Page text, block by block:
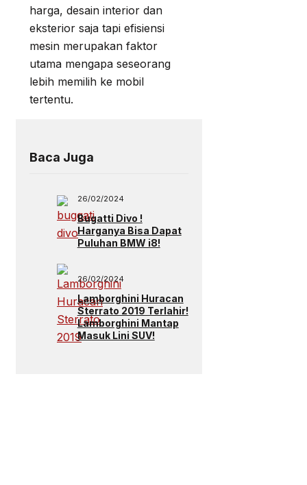
harga, desain interior dan
eksterior saja tapi efisiensi
mesin merupakan faktor
utama mengapa seseorang
lebih memilih ke mobil
tertentu.
Baca Juga
26/02/2024
Bugatti Divo !
Harganya Bisa Dapat
Puluhan BMW i8!
26/02/2024
Lamborghini Huracan
Sterrato 2019 Terlahir!
Lamborghini Mantap
Masuk Lini SUV!